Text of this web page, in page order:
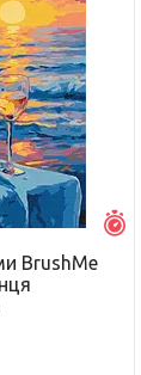
BrushMe